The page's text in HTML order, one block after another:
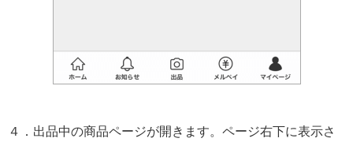
４．出品中の商品ページが開きます。ページ右下に表示さ